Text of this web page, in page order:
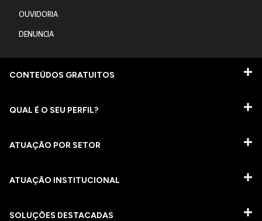
OUVIDORIA
DENUNCIA
CONTEÚDOS GRATUITOS
QUAL É O SEU PERFIL?
ATUAÇÃO POR SETOR
ATUAÇÃO INSTITUCIONAL
SOLUÇÕES DESTACADAS